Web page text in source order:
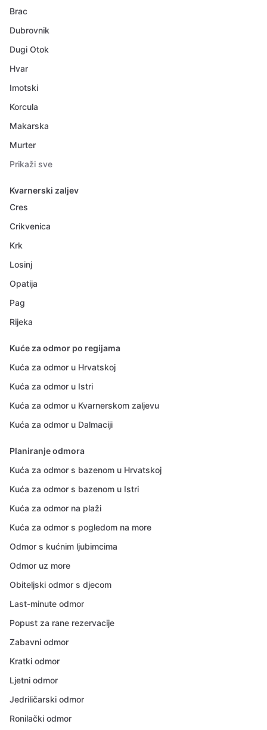
Brac
Dubrovnik
Dugi Otok
Hvar
Imotski
Korcula
Makarska
Murter
Prikaži sve
Kvarnerski zaljev
Cres
Crikvenica
Krk
Losinj
Opatija
Pag
Rijeka
Kuće za odmor po regijama
Kuća za odmor u Hrvatskoj
Kuća za odmor u Istri
Kuća za odmor u Kvarnerskom zaljevu
Kuća za odmor u Dalmaciji
Planiranje odmora
Kuća za odmor s bazenom u Hrvatskoj
Kuća za odmor s bazenom u Istri
Kuća za odmor na plaži
Kuća za odmor s pogledom na more
Odmor s kućnim ljubimcima
Odmor uz more
Obiteljski odmor s djecom
Last-minute odmor
Popust za rane rezervacije
Zabavni odmor
Kratki odmor
Ljetni odmor
Jedriličarski odmor
Ronilački odmor